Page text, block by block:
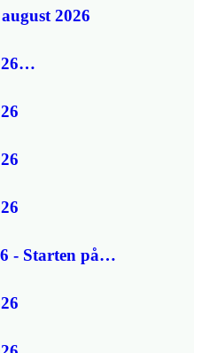
2026
- Starten på…